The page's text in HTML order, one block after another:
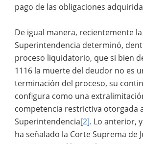
pago de las obligaciones
De igual manera, recientemente la
Superintendencia determinó,
proceso liquidatorio, que si bien
1116 la muerte del deudor no es
terminación del proceso, su
configura como una
competencia restrictiva otorgada
Superintendencia[2]. Lo anterior,
ha señalado la Corte Suprema de